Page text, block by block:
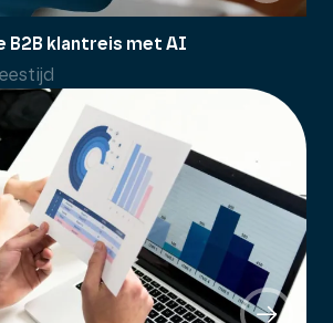
B2B klantreis met AI